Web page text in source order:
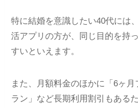
特に結婚を意識したい40代には
活アプリの方が、同じ目的を持
すいといえます。
また、月額料金のほかに「6ヶ
ラン」など長期利用割引もある